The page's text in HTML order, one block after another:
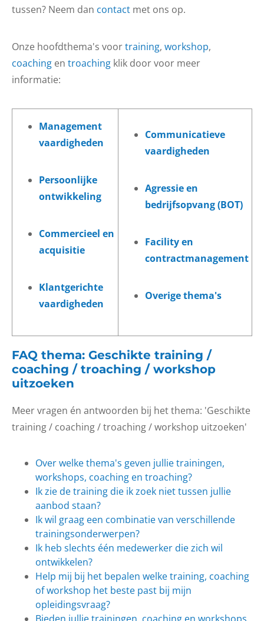
tussen? Neem dan contact met ons op.
Onze hoofdthema's voortraining, workshop,
coaching en troaching klik door voor meer
informatie:
Management
vaardigheden
Persoonlijke
ontwikkeling
Commercieel en
acquisitie
Klantgerichte
vaardigheden
Communicatieve
vaardigheden
Agressie en
bedrijfsopvang (BOT)
Facility en
contractmanagement
Overige thema's
FAQ thema: Geschikte training /
coaching / troaching / workshop
uitzoeken
Meer vragen én antwoorden bij het thema: 'Geschikte
training / coaching / troaching / workshop uitzoeken'
Over welke thema's geven jullie trainingen,
workshops, coaching en troaching?
Ik zie de training die ik zoek niet tussen jullie
aanbod staan?
Ik wil graag een combinatie van verschillende
trainingsonderwerpen?
Ik heb slechts één medewerker die zich wil
ontwikkelen?
Help mij bij het bepalen welke training, coaching
of workshop het beste past bij mijn
opleidingsvraag?